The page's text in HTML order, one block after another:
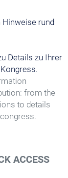
rund
Details zu Ihrer
from the
to details
ACCESS